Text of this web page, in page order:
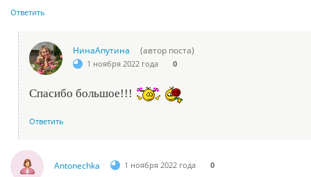
Ответить
НинаАпутина (автор поста)
1 ноября 2022 года 0
Спасибо большое!!!
Ответить
Antonechka 1 ноября 2022 года 0